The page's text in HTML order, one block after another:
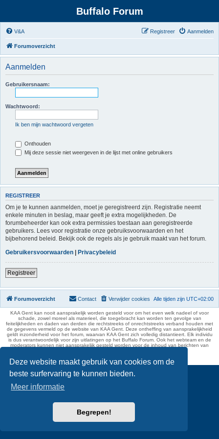
Deze website maakt gebruik van cookies om de
beste surfervaring te kunnen bieden.
Meer informatie
Begrepen!
Buffalo Forum
V&A Aanmelden
Registreer
Forumoverzicht
Aanmelden
Gebruikersnaam:
Wachtwoord:
Ik ben mijn wachtwoord vergeten
Onthouden
Mij deze sessie niet weergeven in de lijst met online gebruikers
REGISTREER
Om je te kunnen aanmelden, moet je geregistreerd zijn. Registratie neemt
enkele minuten in beslag, maar geeft je extra mogelijkheden. De
forumbeheerder kan ook extra permissies toestaan aan geregistreerde
gebruikers. Lees voor registratie onze gebruiksvoorwaarden en het
bijbehorend beleid. Bekijk ook de regels als je gebruik maakt van het forum.
Gebruikersvoorwaarden | Privacybeleid
Registreer
Forumoverzicht Alle tijden zijn UTC+02:00
Verwijder cookies
Contact
KAA Gent kan nooit aansprakelijk worden gesteld voor om het even welk nadeel of voor
schade, zowel moreel als materieel, die toegebracht kan worden ten gevolge van
feitelijkheden en daden van derden die rechtstreeks of onrechtstreeks verband houden met
de gegevens vermeld op de website van KAA Gent. Deze ontheffing van aansprakelijkheid
geldt inzonderheid voor het forum, waarvan KAA Gent zich volledig distantieert. Elk individu
is dus verantwoordelijk voor zijn uitlatingen op het Buffalo Forum. Ook het webteam en de
moderators kunnen niet aansprakelijk gesteld worden voor de inhoud van berichten van